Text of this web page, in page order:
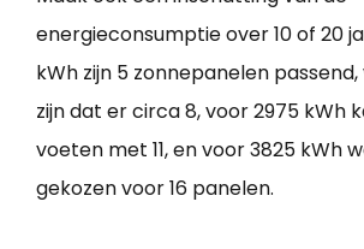
energieconsumptie over 10 of 20
kWh zijn 5 zonnepanelen passend,
zijn dat er circa 8, voor 2975 kWh
voeten met 11, en voor 3825 kWh
gekozen voor 16 panelen.